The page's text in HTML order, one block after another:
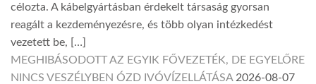
célozta. A kábelgyártásban érdekelt társaság gyorsan
reagált a kezdeményezésre, és több olyan intézkedést
vezetett be, […]
MEGHIBÁSODOTT AZ EGYIK FŐVEZETÉK, DE EGYELŐRE
NINCS VESZÉLYBEN ÓZD IVÓVÍZELLÁTÁSA 2026-08-07